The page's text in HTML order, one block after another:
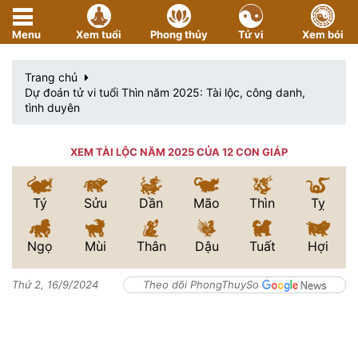
Menu Xem tuổi Phong thủy Tử vi Xem bói
Trang chủ
Dự đoán tử vi tuổi Thìn năm 2025: Tài lộc, công danh,
tình duyên
XEM TÀI LỘC NĂM 2025 CỦA 12 CON GIÁP
Tý Sửu Dần Mão Thìn Tỵ
Ngọ Mùi Thân Dậu Tuất Hợi
Thứ 2, 16/9/2024 Theo dõi PhongThuySo